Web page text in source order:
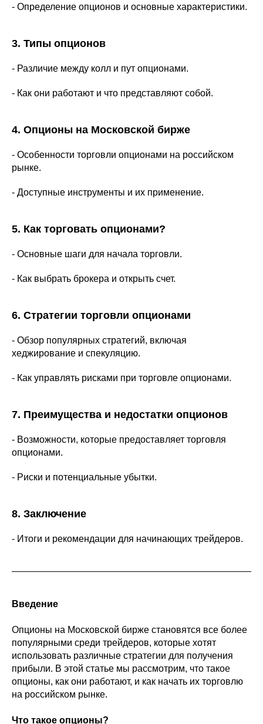
- Определение опционов и основные характеристики.
3. Типы опционов
- Различие между колл и пут опционами.
- Как они работают и что представляют собой.
4. Опционы на Московской бирже
- Особенности торговли опционами на российском
рынке.
- Доступные инструменты и их применение.
5. Как торговать опционами?
- Основные шаги для начала торговли.
- Как выбрать брокера и открыть счет.
6. Стратегии торговли опционами
- Обзор популярных стратегий, включая
хеджирование и спекуляцию.
- Как управлять рисками при торговле опционами.
7. Преимущества и недостатки опционов
- Возможности, которые предоставляет торговля
опционами.
- Риски и потенциальные убытки.
8. Заключение
- Итоги и рекомендации для начинающих трейдеров.
Введение
Опционы на Московской бирже становятся все более
популярными среди трейдеров, которые хотят
использовать различные стратегии для получения
прибыли. В этой статье мы рассмотрим, что такое
опционы, как они работают, и как начать их торговлю
на российском рынке.
Что такое опционы?